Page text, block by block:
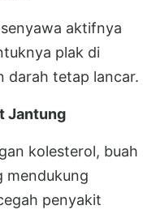
aktifnya
plak di
darah tetap lancar.
Jantung
kolesterol, buah
mendukung
penyakit